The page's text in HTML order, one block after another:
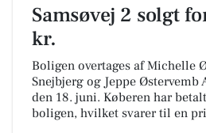
Samsøvej 2 solgt
kr.
Boligen overtages af Michelle
Snejbjerg og Jeppe Østervemb
den 18. juni. Køberen har
boligen, hvilket svarer til en